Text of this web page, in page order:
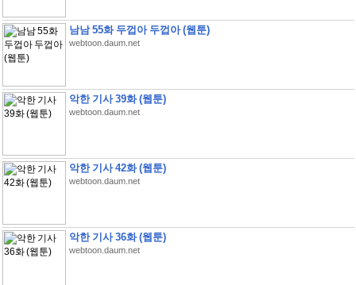
남남 55화 두껍아 두껍아 (웹툰)
webtoon.daum.net
악한 기사 39화 (웹툰)
webtoon.daum.net
악한 기사 42화 (웹툰)
webtoon.daum.net
악한 기사 36화 (웹툰)
webtoon.daum.net